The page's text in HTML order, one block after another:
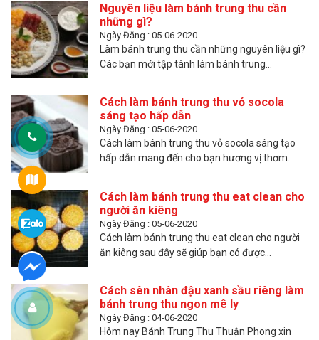
Nguyên liệu làm bánh trung thu cần
những gì?
Ngày Đăng : 05-06-2020
Làm bánh trung thu cần những nguyên liệu gì?
Các bạn mới tập tành làm bánh trung...
Cách làm bánh trung thu vỏ socola
sáng tạo hấp dẫn
Ngày Đăng : 05-06-2020
Cách làm bánh trung thu vỏ socola sáng tạo
hấp dẫn mang đến cho bạn hương vị thơm...
Cách làm bánh trung thu eat clean cho
người ăn kiêng
Ngày Đăng : 05-06-2020
Cách làm bánh trung thu eat clean cho người
ăn kiêng sau đây sẽ giúp bạn có được...
Cách sên nhân đậu xanh sầu riêng làm
bánh trung thu ngon mê ly
Ngày Đăng : 04-06-2020
Hôm nay Bánh Trung Thu Thuận Phong xin